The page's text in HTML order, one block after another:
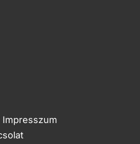
Impresszum